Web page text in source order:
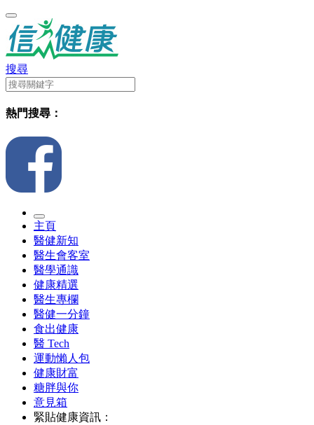
搜尋
熱門搜尋：
主頁
醫健新知
醫生會客室
醫學通識
健康精選
醫生專欄
醫健一分鐘
食出健康
醫 Tech
運動懶人包
健康財富
糖胖與你
意見箱
緊貼健康資訊：